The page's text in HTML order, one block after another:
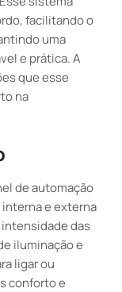
facilitando o
uma
e prática. A
que esse
na
de automação
e externa
das
iluminação e
ligar ou
conforto e